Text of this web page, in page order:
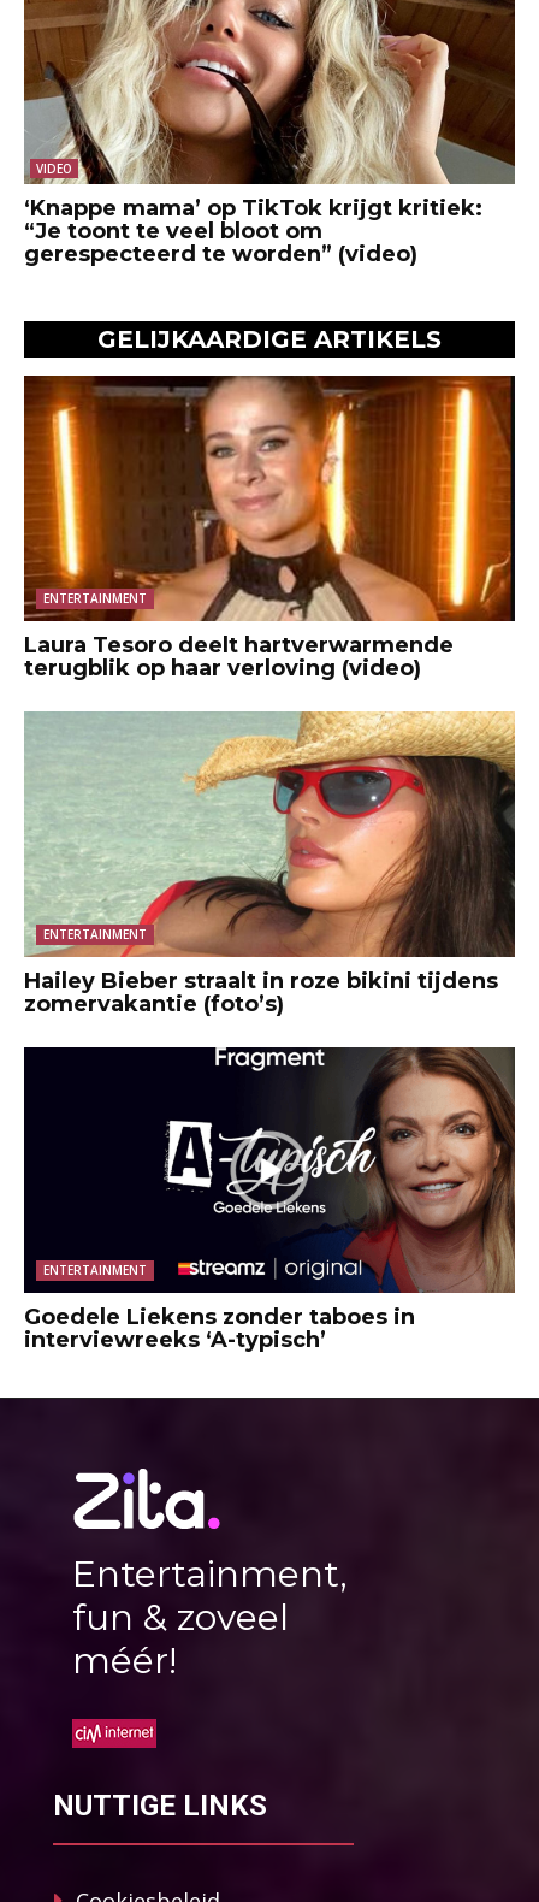
VIDEO
‘Knappe mama’ op TikTok krijgt kritiek:
“Je toont te veel bloot om
gerespecteerd te worden” (video)
GELIJKAARDIGE ARTIKELS
ENTERTAINMENT
Laura Tesoro deelt hartverwarmende
terugblik op haar verloving (video)
ENTERTAINMENT
Hailey Bieber straalt in roze bikini tijdens
zomervakantie (foto’s)
ENTERTAINMENT
Goedele Liekens zonder taboes in
interviewreeks ‘A-typisch’
Entertainment,
fun & zoveel
méér!
NUTTIGE LINKS